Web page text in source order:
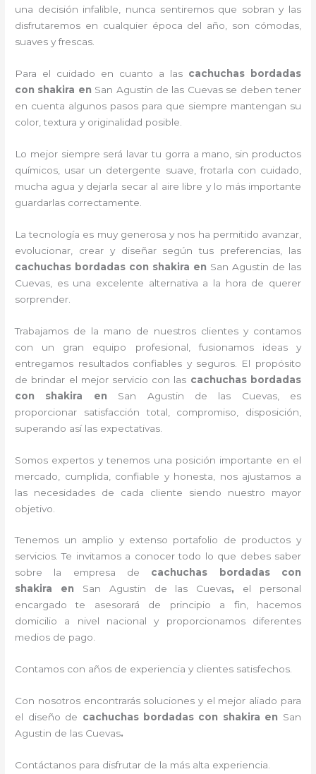
una decisión infalible, nunca sentiremos que sobran y las
disfrutaremos en cualquier época del año, son cómodas,
suaves y frescas.
Para el cuidado en cuanto a las cachuchas bordadas
con shakira en San Agustin de las Cuevas se deben tener
en cuenta algunos pasos para que siempre mantengan su
color, textura y originalidad posible.
Lo mejor siempre será lavar tu gorra a mano, sin productos
químicos, usar un detergente suave, frotarla con cuidado,
mucha agua y dejarla secar al aire libre y lo más importante
guardarlas correctamente.
La tecnología es muy generosa y nos ha permitido avanzar,
evolucionar, crear y diseñar según tus preferencias, las
cachuchas bordadas con shakira en San Agustin de las
Cuevas, es una excelente alternativa a la hora de querer
sorprender.
Trabajamos de la mano de nuestros clientes y contamos
con un gran equipo profesional, fusionamos ideas y
entregamos resultados confiables y seguros. El propósito
de brindar el mejor servicio con las cachuchas bordadas
con shakira en San Agustin de las Cuevas, es
proporcionar satisfacción total, compromiso, disposición,
superando así las expectativas.
Somos expertos y tenemos una posición importante en el
mercado, cumplida, confiable y honesta, nos ajustamos a
las necesidades de cada cliente siendo nuestro mayor
objetivo.
Tenemos un amplio y extenso portafolio de productos y
servicios. Te invitamos a conocer todo lo que debes saber
sobre la empresa de cachuchas bordadas con
shakira en San Agustin de las Cuevas, el personal
encargado te asesorará de principio a fin, hacemos
domicilio a nivel nacional y proporcionamos diferentes
medios de pago.
Contamos con años de experiencia y clientes satisfechos.
Con nosotros encontrarás soluciones y el mejor aliado para
el diseño de cachuchas bordadas con shakira en San
Agustin de las Cuevas.
Contáctanos para disfrutar de la más alta experiencia.